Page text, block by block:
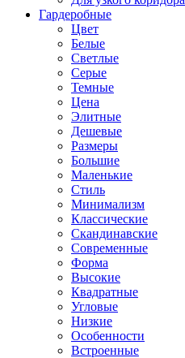
Гардеробные
Цвет
Белые
Светлые
Серые
Темные
Цена
Элитные
Дешевые
Размеры
Большие
Маленькие
Стиль
Минимализм
Классические
Скандинавские
Современные
Форма
Высокие
Квадратные
Угловые
Низкие
Особенности
Встроенные